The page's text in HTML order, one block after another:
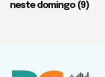
neste domingo (9)